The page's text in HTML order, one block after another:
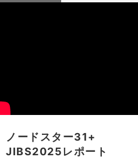
ノードスター31+
JIBS2025レポート